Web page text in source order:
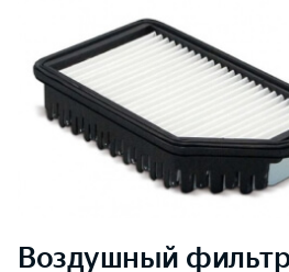
Воздушный фильтр